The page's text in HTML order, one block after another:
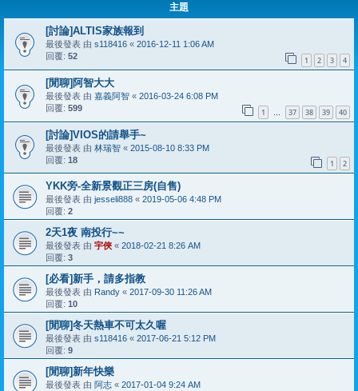
主題
[討論]ALTIS家族報到
最後發表 由 s118416 « 2016-12-11 1:06 AM
回覆: 52 1 2 3 4
[閒聊]阿智大大
最後發表 由 嘉義阿智 « 2016-03-24 6:08 PM
回覆: 599 1 … 37 38 39 40
[討論]VIOS的請舉手~
最後發表 由 林瑞智 « 2015-08-10 8:33 PM
回覆: 18 1 2
YKK旁-全新景觀正三房(自售)
最後發表 由 jesseli888 « 2019-05-06 4:48 PM
回覆: 2
2天1夜 南投行~~
最後發表 由 宇俠 « 2018-02-21 8:26 AM
回覆: 3
[必看]新手，請多指教
最後發表 由 Randy « 2017-09-30 11:26 AM
回覆: 10
[閒聊]冬天熱車不可太久喔
最後發表 由 s118416 « 2017-06-21 5:12 PM
回覆: 9
[閒聊]新年快樂
最後發表 由 阿志 « 2017-01-04 9:24 AM